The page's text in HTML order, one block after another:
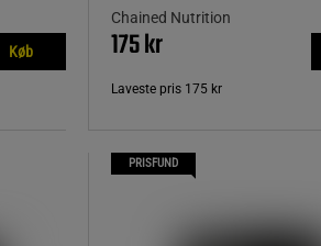
Køb
Chained Nutrition
175 kr
Laveste pris 175 kr
PRISFUND